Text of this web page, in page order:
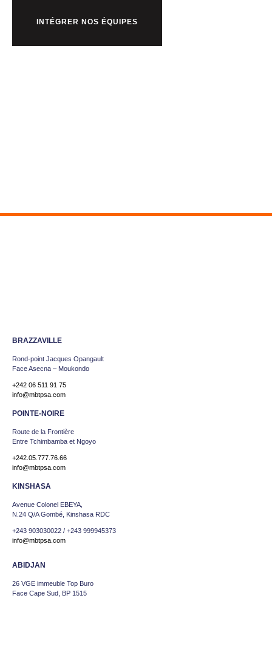
INTÉGRER NOS ÉQUIPES
BRAZZAVILLE
Rond-point Jacques Opangault
Face Asecna – Moukondo
+242 06 511 91 75
info@mbtpsa.com
POINTE-NOIRE
Route de la Frontière
Entre Tchimbamba et Ngoyo
+242.05.777.76.66
info@mbtpsa.com
KINSHASA
Avenue Colonel EBEYA,
N.24 Q/A Gombé, Kinshasa RDC
+243 903030022 / +243 999945373
info@mbtpsa.com
ABIDJAN
26 VGE immeuble Top Buro
Face Cape Sud, BP 1515